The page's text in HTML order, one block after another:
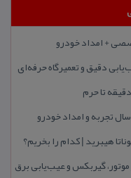
+ امداد خودرو
دقیق و تعمیرگاه حرفه‌ای
هیبرید | كدام را بخریم؟